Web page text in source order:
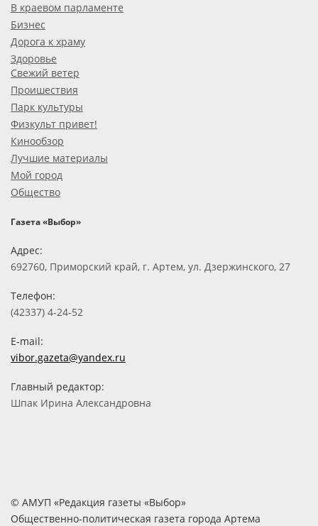
В краевом парламенте
Бизнес
Дорога к храму
Здоровье
Свежий ветер
Проишествия
Парк культуры
Физкульт привет!
Кинообзор
Лучшие материалы
Мой город
Общество
Газета «Выбор»
Адрес:
692760, Приморский край, г. Артем, ул. Дзержинского, 27
Телефон:
(42337) 4-24-52
E-mail:
vibor.gazeta@yandex.ru
Главный редактор:
Шпак Ирина Александровна
© АМУП «Редакция газеты «Выбор»
Общественно-политическая газета города Артема